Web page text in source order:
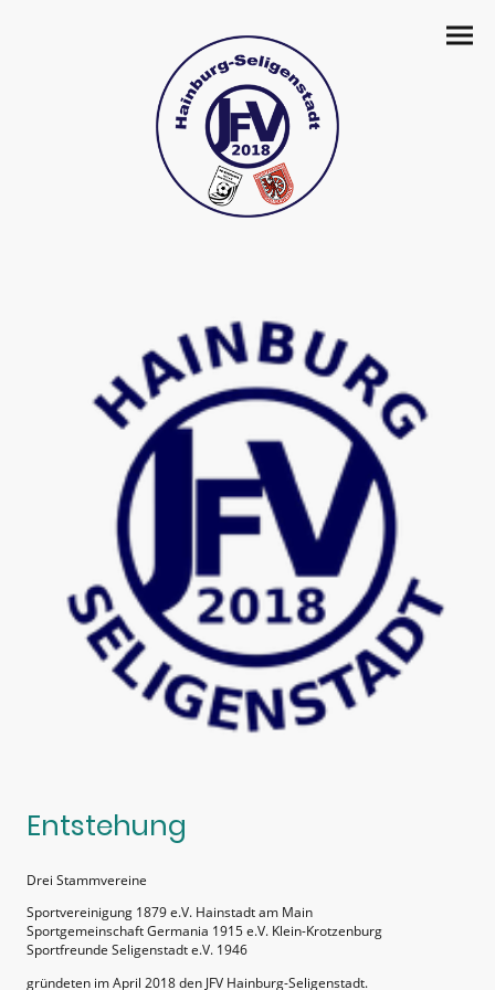
Entstehung
Drei Stammvereine
Sportvereinigung 1879 e.V. Hainstadt am Main
Sportgemeinschaft Germania 1915 e.V. Klein-Krotzenburg
Sportfreunde Seligenstadt e.V. 1946
gründeten im April 2018 den JFV Hainburg-Seligenstadt.